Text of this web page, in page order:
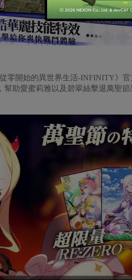
零開始的異世界生活-INFINITY》
幫助愛蜜莉雅以及碧翠絲擊退萬聖